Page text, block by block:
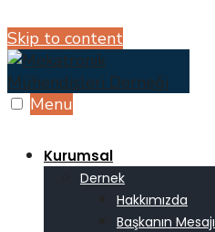
Skip to content
Menu
Kurumsal
Dernek
Hakkımızda
Başkanın Mesajı